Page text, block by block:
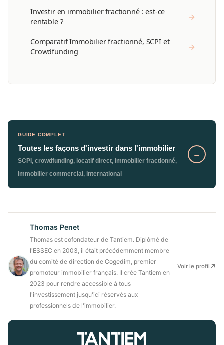
Investir en immobilier fractionné : est-ce
rentable ?
→
Comparatif Immobilier fractionné, SCPI et
Crowdfunding
→
GUIDE COMPLET
Toutes les façons d'investir dans l'immobilier
SCPI, crowdfunding, locatif direct, immobilier fractionné,
immobilier commercial, international
→
Thomas Penet
Thomas est cofondateur de Tantiem. Diplômé de
l'ESSEC en 2003, il était précédemment membre
du comité de direction de Cogedim, premier
promoteur immobilier français. Il crée Tantiem en
2023 pour rendre accessible à tous
l'investissement jusqu'ici réservés aux
professionnels de l'immobilier.
Voir le profil